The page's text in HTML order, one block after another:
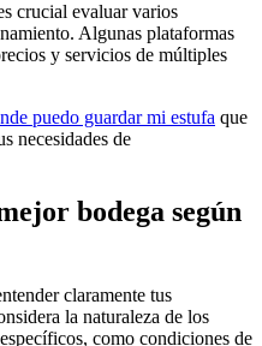
crucial evaluar varios
Algunas plataformas
y servicios de múltiples
puedo guardar mi estufa que
necesidades de
bodega según
claramente tus
la naturaleza de los
como condiciones de